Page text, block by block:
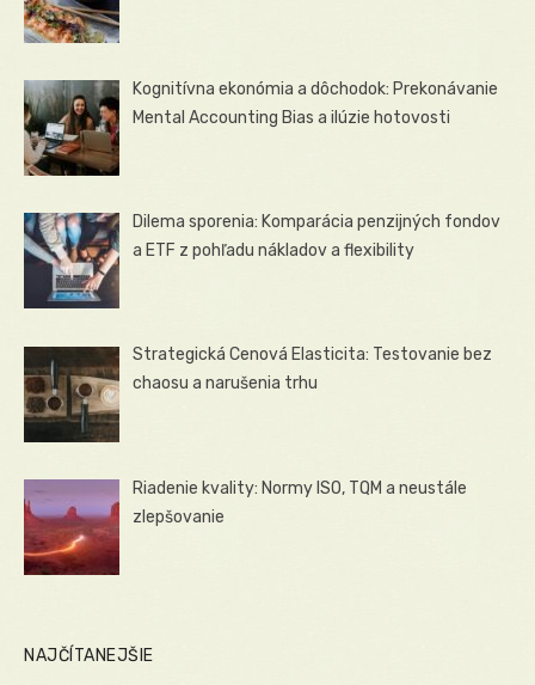
Kognitívna ekonómia a dôchodok: Prekonávanie
Mental Accounting Bias a ilúzie hotovosti
Dilema sporenia: Komparácia penzijných fondov
a ETF z pohľadu nákladov a flexibility
Strategická Cenová Elasticita: Testovanie bez
chaosu a narušenia trhu
Riadenie kvality: Normy ISO, TQM a neustále
zlepšovanie
NAJČÍTANEJŠIE